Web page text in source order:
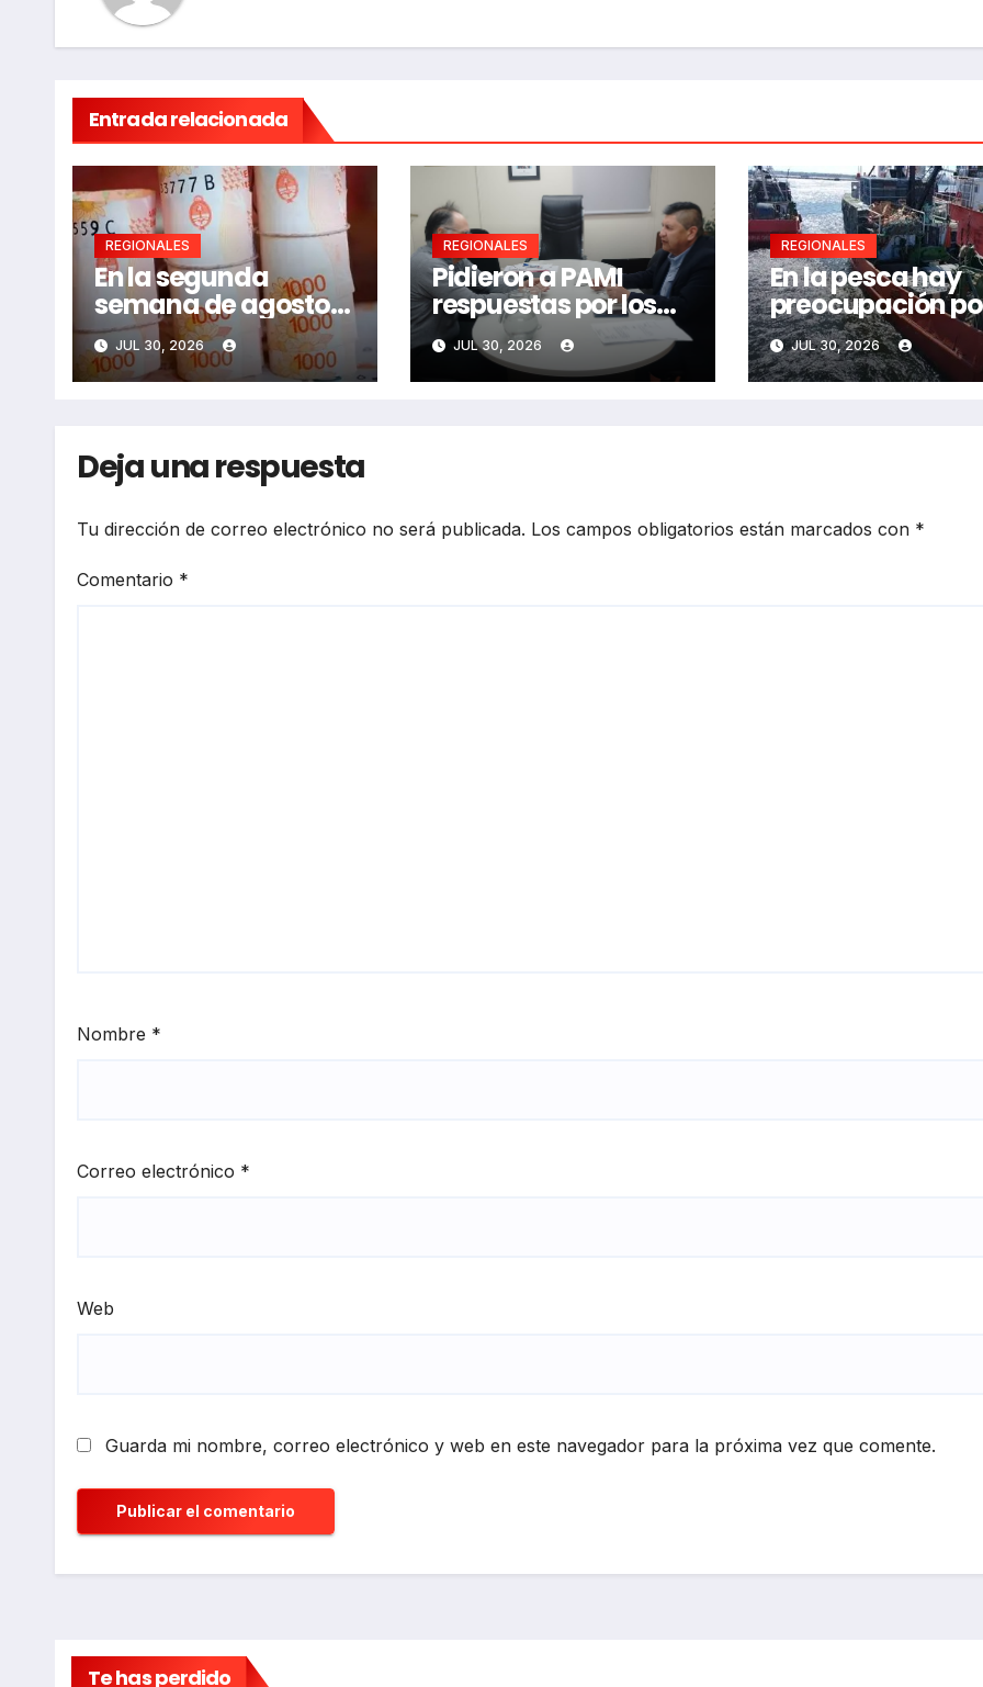
Entrada relacionada
REGIONALES
En la segunda
semana de agosto
se llamaría a
paritarias
JUL 30, 2026
REGIONALES
Pidieron a PAMI
respuestas por los
adultos mayores
JUL 30, 2026
REGIONALES
En la pesca hay
preocupación
costo del gasoil
JUL 30, 2026
Deja una respuesta
Tu dirección de correo electrónico no será publicada. Los campos obligatorios están marcados con *
Comentario *
Nombre *
Correo electrónico *
Web
Guarda mi nombre, correo electrónico y web en este navegador para la próxima vez que comente.
Te has perdido